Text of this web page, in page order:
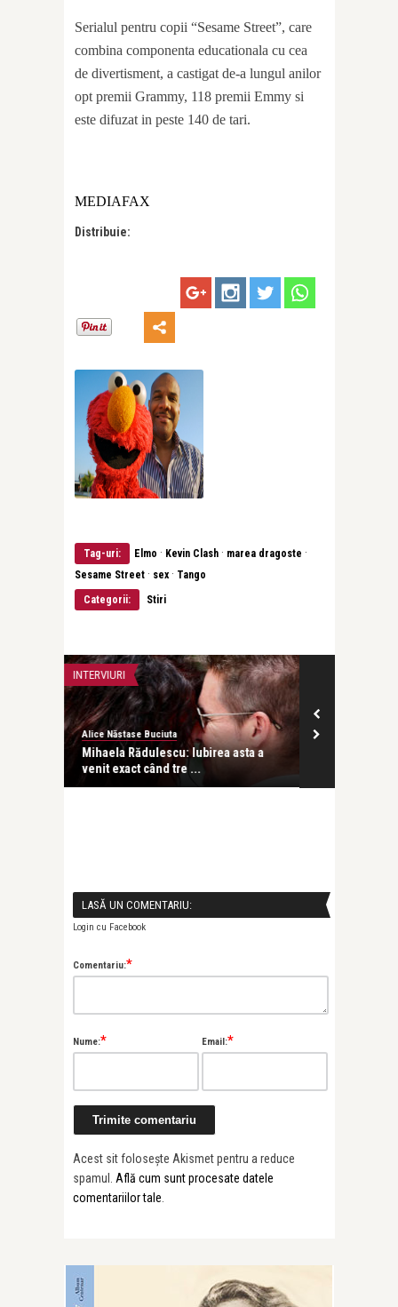
Serialul pentru copii “Sesame Street”, care
combina componenta educationala cu cea
de divertisment, a castigat de-a lungul anilor
opt premii Grammy, 118 premii Emmy si
este difuzat in peste 140 de tari.
MEDIAFAX
Distribuie:
Tag-uri: Elmo · Kevin Clash · marea dragoste ·
Sesame Street · sex · Tango
Categorii:
Stiri
INTERVIURI
Alice Năstase Buciuta
Mihaela Rădulescu: Iubirea asta a
venit exact când tre ...
LASĂ UN COMENTARIU:
Login cu Facebook
Comentariu:*
Nume:* Email:*
Acest sit folosește Akismet pentru a reduce
spamul. Află cum sunt procesate datele
comentariilor tale